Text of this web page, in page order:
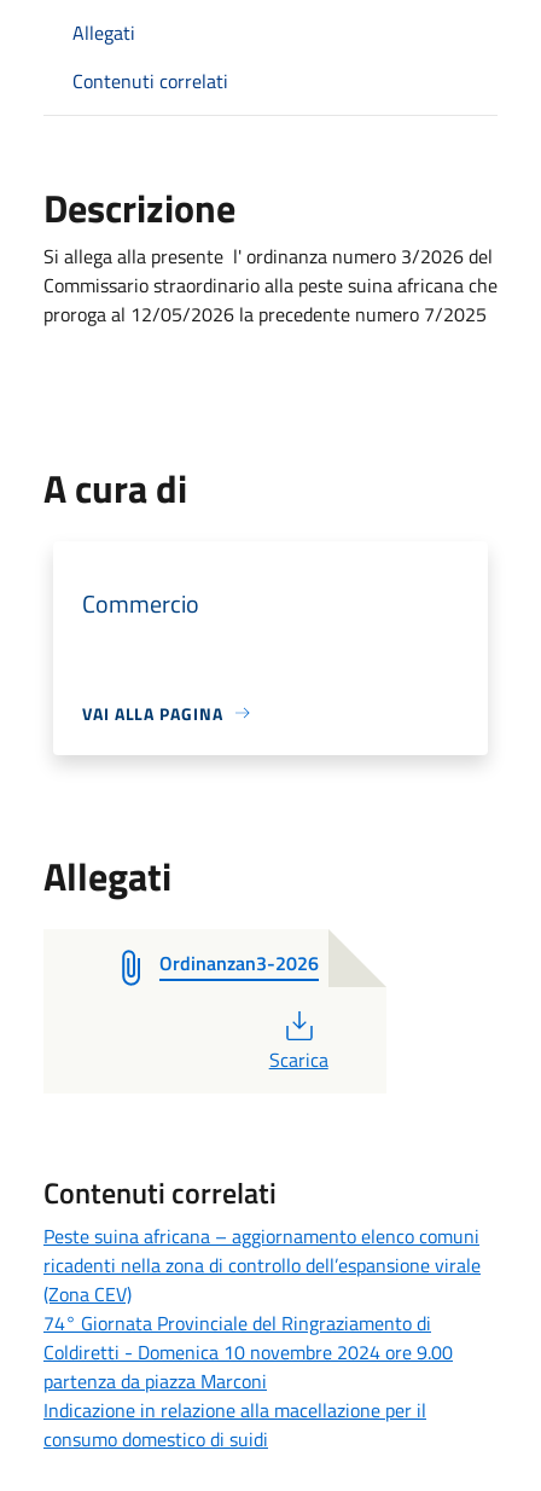
Allegati
Contenuti correlati
Descrizione
Si allega alla presente l' ordinanza numero 3/2026 del
Commissario straordinario alla peste suina africana che
proroga al 12/05/2026 la precedente numero 7/2025
A cura di
Commercio
VAI ALLA PAGINA
Allegati
Ordinanzan3-2026
Scarica
Contenuti correlati
Peste suina africana – aggiornamento elenco comuni
ricadenti nella zona di controllo dell’espansione virale
(Zona CEV)
74° Giornata Provinciale del Ringraziamento di
Coldiretti - Domenica 10 novembre 2024 ore 9.00
partenza da piazza Marconi
Indicazione in relazione alla macellazione per il
consumo domestico di suidi